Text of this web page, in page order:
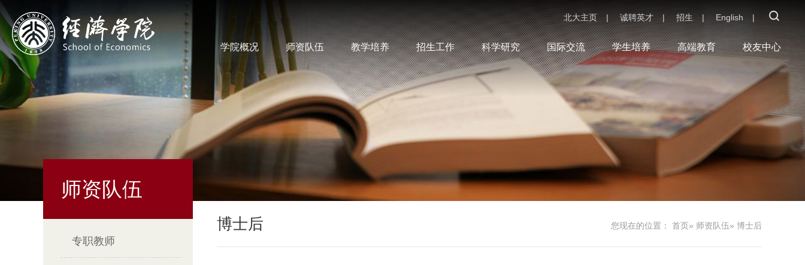
北大主页 | 诚聘英才 | 招生 | English |
学院概况 师资队伍 教学培养 招生工作 科学研究 国际交流 学生培养 高端教育 校友中心
师资队伍
专职教师
您现在的位置： 首页» 师资队伍» 博士后
博士后